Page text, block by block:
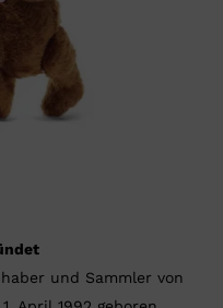
und Sammler von